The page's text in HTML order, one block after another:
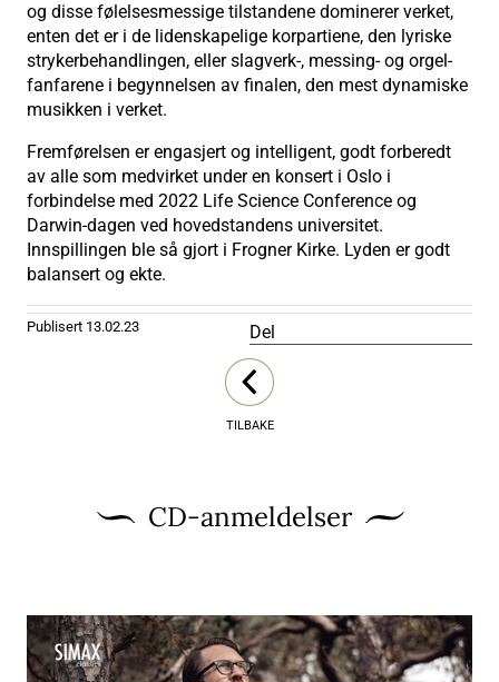
og disse følelsesmessige tilstandene dominerer verket,
enten det er i de lidenskapelige korpartiene, den lyriske
strykerbehandlingen, eller slagverk-, messing- og orgel-
fanfarene i begynnelsen av finalen, den mest dynamiske
musikken i verket.
Fremførelsen er engasjert og intelligent, godt forberedt
av alle som medvirket under en konsert i Oslo i
forbindelse med 2022 Life Science Conference og
Darwin-dagen ved hovedstandens universitet.
Innspillingen ble så gjort i Frogner Kirke. Lyden er godt
balansert og ekte.
Publisert 13.02.23
TILBAKE
Del
CD-anmeldelser